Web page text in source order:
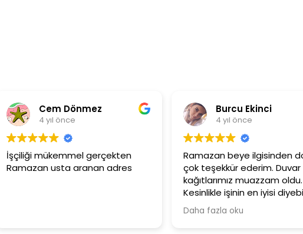
Cem Dönmez
4 yıl önce
İşçiliği mükemmel gerçekten
Ramazan usta aranan adres
Burcu Ekinci
4 yıl önce
Ramazan beye ilgisinden
çok teşekkür ederim. Duvar
kağıtlarımız muazzam oldu.
Kesinlikle işinin en iyisi
Şiddetle tavsiye ediyorum.
Daha fazla oku